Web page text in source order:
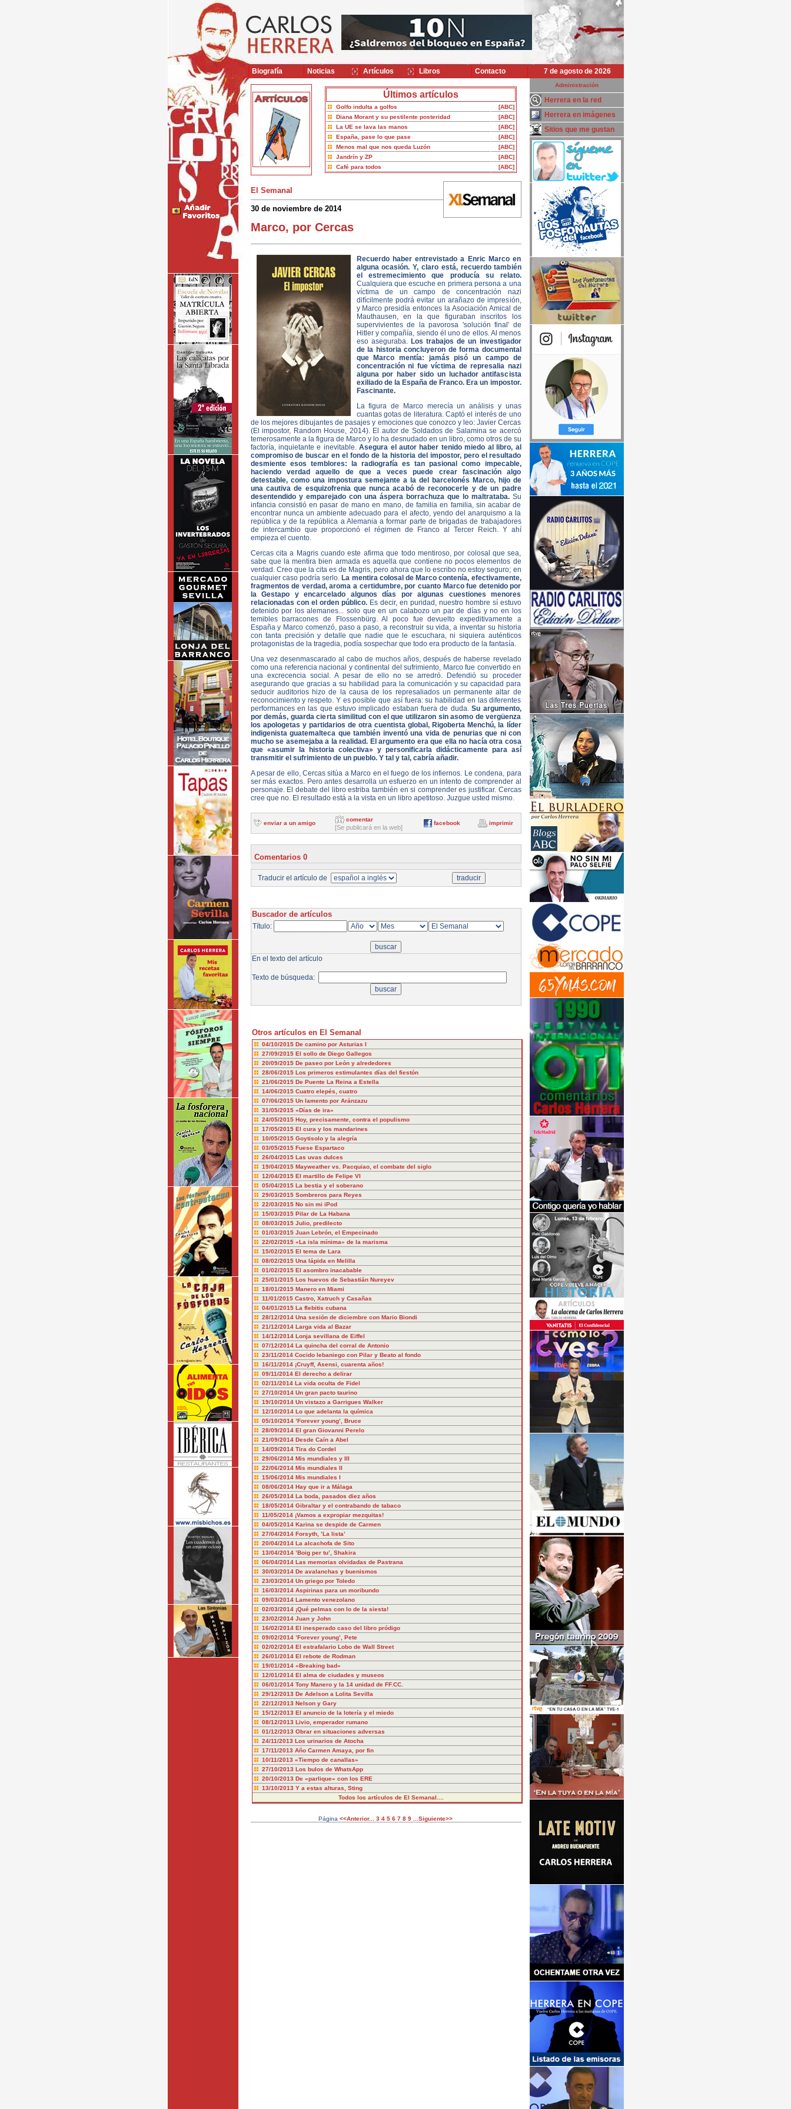
7 de agosto de 2026
Últimos artículos
Golfo indulta a golfos
[ABC]
Diana Morant y su pestilente posteridad
[ABC]
La UE se lava las manos
[ABC]
España, pase lo que pase
[ABC]
Menos mal que nos queda Luzón
[ABC]
Jandrín y ZP
[ABC]
Café para todos
[ABC]
El Semanal
30 de noviembre de 2014
Marco, por Cercas
Recuerdo haber entrevistado a Enric Marco en
alguna ocasión. Y, claro está, recuerdo también
el estremecimiento que producía su relato.
Cualquiera que escuche en primera persona a una
víctima de un campo de concentración nazi
difícilmente podrá evitar un arañazo de impresión,
y Marco presidía entonces la Asociación Amical de
Mauthausen, en la que figuraban inscritos los
supervivientes de la pavorosa 'solución final' de
Hitler y compañía, siendo él uno de ellos. Al menos
eso aseguraba. Los trabajos de un investigador
de la historia concluyeron de forma documental
que Marco mentía: jamás pisó un campo de
concentración ni fue víctima de represalia nazi
alguna por haber sido un luchador antifascista
exiliado de la España de Franco. Era un impostor.
Fascinante.
La figura de Marco merecía un análisis y unas
cuantas gotas de literatura. Captó el interés de uno
de los mejores dibujantes de pasajes y emociones que conozco y leo: Javier Cercas
(El impostor, Random House, 2014). El autor de Soldados de Salamina se acercó
temerosamente a la figura de Marco y lo ha desnudado en un libro, como otros de su
factoría, inquietante e inevitable.Asegura el autor haber tenido miedo al libro, al
compromiso de buscar en el fondo de la historia del impostor, pero el resultado
desmiente esos temblores: la radiografía es tan pasional como impecable,
haciendo verdad aquello de que a veces puede crear fascinación algo
detestable, como una impostura semejante a la del barcelonés Marco, hijo de
una cautiva de esquizofrenia que nunca acabó de reconocerle y de un padre
desentendido y emparejado con una áspera borrachuza que lo maltrataba.Su
infancia consistió en pasar de mano en mano, de familia en familia, sin acabar de
encontrar nunca un ambiente adecuado para el afecto, yendo del anarquismo a la
república y de la república a Alemania a formar parte de brigadas de trabajadores
de intercambio que proporcionó el régimen de Franco al Tercer Reich. Y ahí
empieza el cuento.
Cercas cita a Magris cuando este afirma que todo mentiroso, por colosal que sea,
sabe que la mentira bien armada es aquella que contiene no pocos elementos de
verdad. Creo que la cita es de Magris, pero ahora que lo escribo no estoy seguro; en
cualquier caso podría serlo. La mentira colosal de Marco contenía, efectivamente,
fragmentos de verdad, aroma a certidumbre, por cuanto Marco fue detenido por
la Gestapo y encarcelado algunos días por algunas cuestiones menores
relacionadas con el orden público.Es decir, en puridad, nuestro hombre sí estuvo
detenido por los alemanes... solo que en un calabozo un par de días y no en los
temibles barracones de Flossenbürg. Al poco fue devuelto expeditivamente a
España y Marco comenzó, paso a paso, a reconstruir su vida, a inventar su historia
con tanta precisión y detalle que nadie que le escuchara, ni siquiera auténticos
protagonistas de la tragedia, podía sospechar que todo era producto de la fantasía.
Una vez desenmascarado al cabo de muchos años, después de haberse revelado
como una referencia nacional y continental del sufrimiento, Marco fue convertido en
una excrecencia social. A pesar de ello no se arredró. Defendió su proceder
asegurando que gracias a su habilidad para la comunicación y su capacidad para
seducir auditorios hizo de la causa de los represaliados un permanente altar de
reconocimiento y respeto. Y es posible que así fuera: su habilidad en las diferentes
performances en las que estuvo implicado estaban fuera de duda.Su argumento,
por demás, guarda cierta similitud con el que utilizaron sin asomo de vergüenza
los apologetas y partidarios de otra cuentista global, Rigoberta Menchú, la líder
indigenista guatemalteca que también inventó una vida de penurias que ni con
mucho se asemejaba a la realidad. El argumento era que ella no hacía otra cosa
que «asumir la historia colectiva» y personificarla didácticamente para así
transmitir el sufrimiento de un pueblo. Y tal y tal, cabría añadir.
A pesar de ello, Cercas sitúa a Marco en el fuego de los infiernos. Le condena, para
ser más exactos. Pero antes desarrolla un esfuerzo en un intento de comprender al
personaje. El debate del libro estriba también en si comprender es justificar. Cercas
cree que no. El resultado está a la vista en un libro apetitoso. Juzgue usted mismo.
enviar a un amigo
comentar
[Se publicará en la web]
facebook imprimir
Comentarios 0
Traducir el artículo de
Buscador de artículos
Título:
En el texto del artículo
Texto de búsqueda:
Otros artículos en El Semanal
04/10/2015 De camino por Asturias I
27/09/2015 El sollo de Diego Gallegos
20/09/2015 De paseo por León y alrededores
28/06/2015 Los primeros estimulantes días del fiestón
21/06/2015 De Puente La Reina a Estella
14/06/2015 Cuatro elepés, cuatro
07/06/2015 Un lamento por Aránzazu
31/05/2015 «Días de ira»
24/05/2015 Hoy, precisamente, contra el populismo
17/05/2015 El cura y los mandarines
10/05/2015 Goytisolo y la alegría
03/05/2015 Fuese Espartaco
26/04/2015 Las uvas dulces
19/04/2015 Mayweather vs. Pacquiao, el combate del siglo
12/04/2015 El martillo de Felipe VI
05/04/2015 La bestia y el soberano
29/03/2015 Sombreros para Reyes
22/03/2015 No sin mi iPod
15/03/2015 Pilar de La Habana
08/03/2015 Julio, predilecto
01/03/2015 Juan Lebrón, el Empecinado
22/02/2015 «La isla mínima» de la marisma
15/02/2015 El tema de Lara
08/02/2015 Una lápida en Melilla
01/02/2015 El asombro inacabable
25/01/2015 Los huevos de Sebastián Nureyev
18/01/2015 Manero en Miami
11/01/2015 Castro, Xatruch y Casañas
04/01/2015 La flebitis cubana
28/12/2014 Una sesión de diciembre con Mario Biondi
21/12/2014 Larga vida al Bazar
14/12/2014 Lonja sevillana de Eiffel
07/12/2014 La quincha del corral de Antonio
23/11/2014 Cocido lebaniego con Pilar y Beato al fondo
16/11/2014 ¡Cruyff, Asensi, cuarenta años!
09/11/2014 El derecho a delirar
02/11/2014 La vida oculta de Fidel
27/10/2014 Un gran pacto taurino
19/10/2014 Un vistazo a Garrigues Walker
12/10/2014 Lo que adelanta la química
05/10/2014 ’Forever young’, Bruce
28/09/2014 El gran Giovanni Perelo
21/09/2014 Desde Caín a Abel
14/09/2014 Tira do Cordel
29/06/2014 Mis mundiales y III
22/06/2014 Mis mundiales II
15/06/2014 Mis mundiales I
08/06/2014 Hay que ir a Málaga
26/05/2014 La boda, pasados diez años
18/05/2014 Gibraltar y el contrabando de tabaco
11/05/2014 ¡Vamos a expropiar mezquitas!
04/05/2014 Karina se despide de Carmen
27/04/2014 Forsyth, ’La lista’
20/04/2014 La alcachofa de Sito
13/04/2014 ’Boig per tu’, Shakira
06/04/2014 Las memorias olvidadas de Pastrana
30/03/2014 De avalanchas y buenismos
23/03/2014 Un griego por Toledo
16/03/2014 Aspirinas para un moribundo
09/03/2014 Lamento venezolano
02/03/2014 ¡Qué pelmas con lo de la siesta!
23/02/2014 Juan y John
16/02/2014 El inesperado caso del libro pródigo
09/02/2014 ’Forever young’, Pete
02/02/2014 El estrafalario Lobo de Wall Street
26/01/2014 El rebote de Rodman
19/01/2014 «Breaking bad»
12/01/2014 El alma de ciudades y museos
06/01/2014 Tony Manero y la 14 unidad de FF.CC.
29/12/2013 De Adelson a Lolita Sevilla
22/12/2013 Nelson y Gary
15/12/2013 El anuncio de la lotería y el miedo
08/12/2013 Livio, emperador rumano
01/12/2013 Obrar en situaciones adversas
24/11/2013 Los urinarios de Atocha
17/11/2013 Año Carmen Amaya, por fin
10/11/2013 «Tiempo de canallas»
27/10/2013 Los bulos de WhatsApp
20/10/2013 De «parlique» con los ERE
13/10/2013 Y a estas alturas, Sting
Todos los artículos de El Semanal....
Página <<Anterior... 3 4 5 6 7 8 9 ...Siguiente>>
Administración
Herrera en la red
Herrera en imágenes
Sitios que me gustan
Biografía Noticias Artículos Libros Contacto